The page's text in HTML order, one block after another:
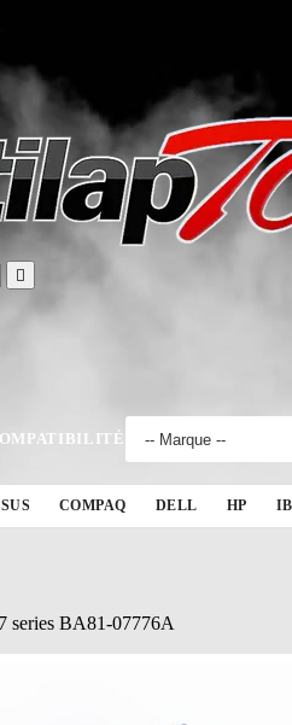

COMPAQ DELL HP
series BA81-07776A